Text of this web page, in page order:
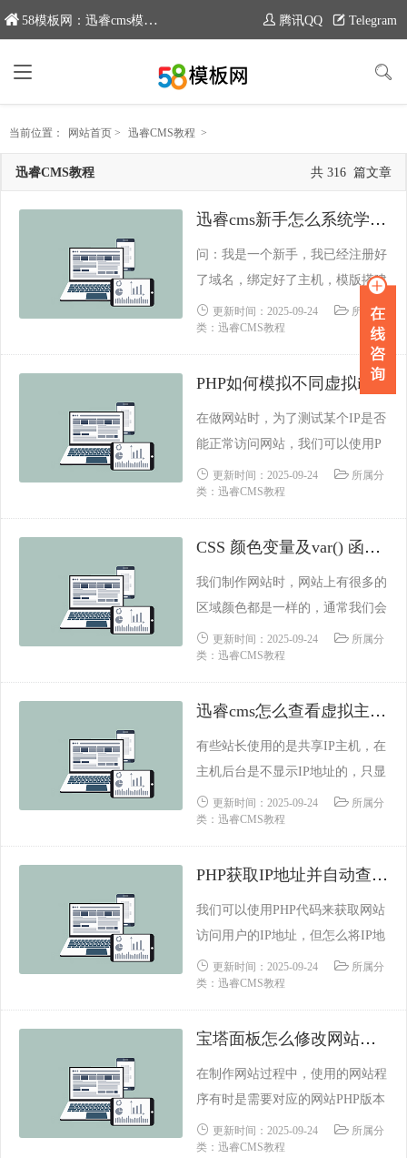
58模板网：迅睿cms模板专业分享平台，新域名：www.moban58.com 腾讯QQ Telegram
当前位置： 网站首页 > 迅睿CMS教程 >
迅睿CMS教程 共 316 篇文章
迅睿cms新手怎么系统学习建网站
问：我是一个新手，我已经注册好
了域名，绑定好了主机，模版搭建
好了一个建议网站，但是突然发
现，我很多地方都不懂，而且网上
教程零零碎碎的，没有系统学习建
网站，也没啥用感觉。我是一个零
作为我的副业，请问该从那里系统
更新时间：2025-09-24
所属分
类：迅睿CMS教程
PHP如何模拟不同虚拟ip访问网站
在做网站时，为了测试某个IP是否
能正常访问网站，我们可以使用P
HP来模拟这个IP来访问网站，然
后来查看访问后的效果即可。那么
如何使用PHP来模拟不同虚拟ip访
问网站呢？方法很简单，只需要运
更新时间：2025-09-24
所属分
类：迅睿CMS教程
CSS 颜色变量及var() 函数使用方法
我们制作网站时，网站上有很多的
区域颜色都是一样的，通常我们会
给这些区域写颜色样式，但这个对
于后期的修改比较麻烦。在CSS3
中，出现了CSS 颜色变量，可以定
义一下颜色变量将赋值，然后使用
量及var()......
更新时间：2025-09-24
所属分
类：迅睿CMS教程
迅睿cms怎么查看虚拟主机的IP地址
有些站长使用的是共享IP主机，在
主机后台是不显示IP地址的，只显
示虚拟主机的测试地址。我们在解
析域名时，可以直接CNAME解析
到这个测试地址即可。如果需要解
析到IP时，可以通过以下的方法去
二步：点击后台左侧......
更新时间：2025-09-24
所属分
类：迅睿CMS教程
PHP获取IP地址并自动查询IP归属地
我们可以使用PHP代码来获取网站
访问用户的IP地址，但怎么将IP地
址自动转成归属地呢？下面学做网
站论坛介绍一下实现方法。PHP获
取IP地址：
更新时间：2025-09-24
所属分
类：迅睿CMS教程
宝塔面板怎么修改网站的PHP版本
在制作网站过程中，使用的网站程
序有时是需要对应的网站PHP版本
才可以正常使用的。如果我们是使
用的宝塔面板，应该怎么更换网站
更新时间：2025-09-24
所属分
类：迅睿CMS教程